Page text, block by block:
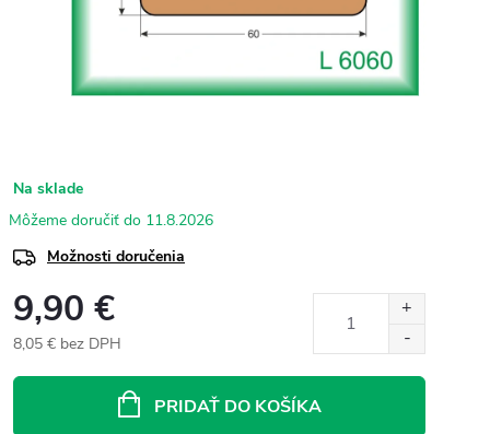
Na sklade
11.8.2026
Možnosti doručenia
9,90 €
8,05 € bez DPH
PRIDAŤ DO KOŠÍKA